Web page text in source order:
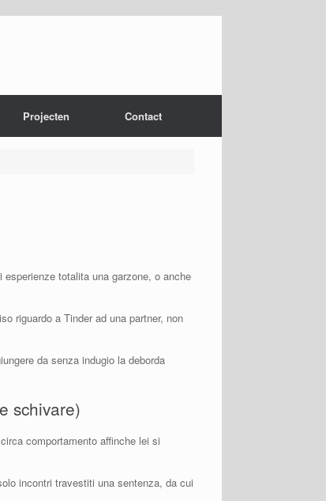
Projecten Contact
totalita una garzone, o anche
riguardo a Tinder ad una partner, non
da senza indugio la deborda
schivare)
comportamento affinche lei si
incontri travestiti una sentenza, da cui